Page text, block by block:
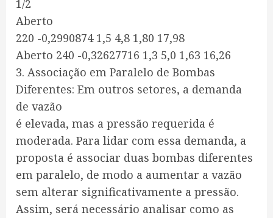
1/2
Aberto
220 -0,2990874 1,5 4,8 1,80 17,98
Aberto 240 -0,32627716 1,3 5,0 1,63 16,26
3. Associação em Paralelo de Bombas
Diferentes: Em outros setores, a demanda
de vazão
é elevada, mas a pressão requerida é
moderada. Para lidar com essa demanda, a
proposta é associar duas bombas diferentes
em paralelo, de modo a aumentar a vazão
sem alterar significativamente a pressão.
Assim, será necessário analisar como as